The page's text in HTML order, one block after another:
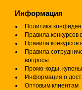
Информация
Политика
Правила конкурсов
Правила конкурсов
Правила
вопросы
Промо-коды, купоны
Информация о
Оптовым клиентам